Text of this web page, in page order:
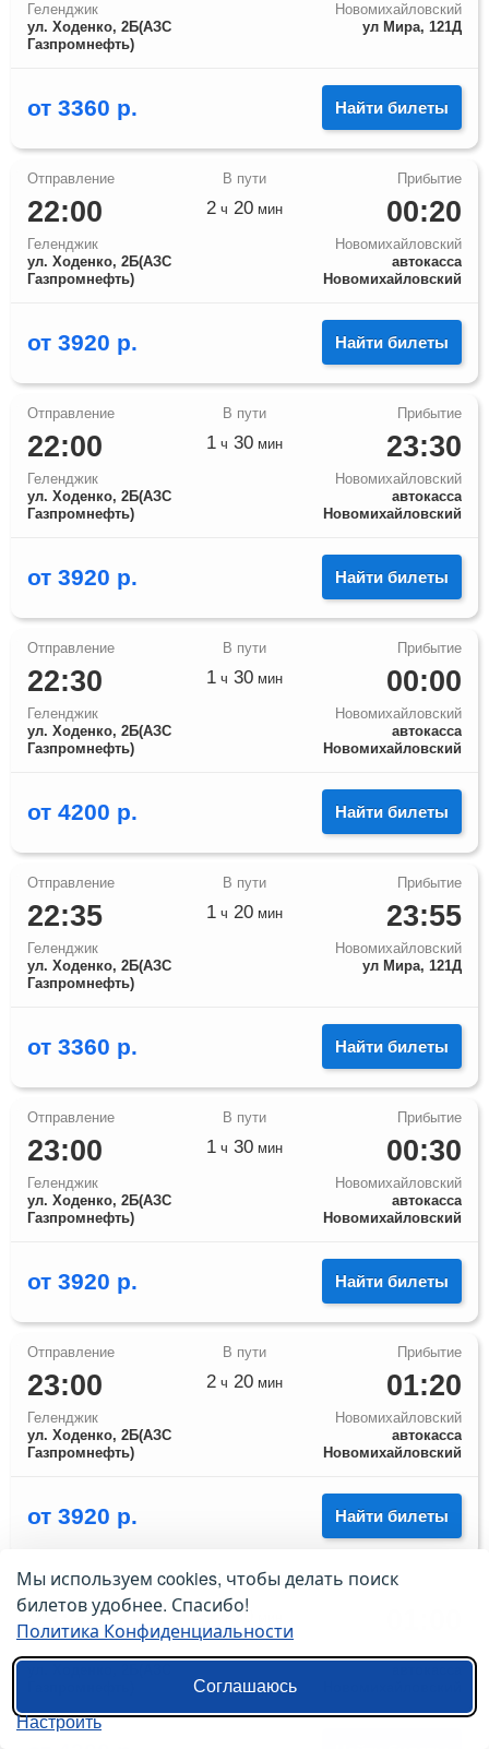
Геленджик
ул. Ходенко, 2Б(АЗС
Газпромнефть)
Новомихайловский
ул Мира, 121Д
от 3360 р. Найти билеты
22:00
Геленджик
ул. Ходенко, 2Б(АЗС
Газпромнефть)
00:20
Новомихайловский
автокасса
Новомихайловский
2 ч 20 мин
от 3920 р. Найти билеты
22:00
Геленджик
ул. Ходенко, 2Б(АЗС
Газпромнефть)
23:30
Новомихайловский
автокасса
Новомихайловский
1 ч 30 мин
от 3920 р. Найти билеты
22:30
Геленджик
ул. Ходенко, 2Б(АЗС
Газпромнефть)
00:00
Новомихайловский
автокасса
Новомихайловский
1 ч 30 мин
от 4200 р. Найти билеты
22:35
Геленджик
ул. Ходенко, 2Б(АЗС
Газпромнефть)
23:55
Новомихайловский
ул Мира, 121Д
1 ч 20 мин
от 3360 р. Найти билеты
23:00
Геленджик
ул. Ходенко, 2Б(АЗС
Газпромнефть)
00:30
Новомихайловский
автокасса
Новомихайловский
1 ч 30 мин
от 3920 р. Найти билеты
23:00
Геленджик
ул. Ходенко, 2Б(АЗС
Газпромнефть)
01:20
Новомихайловский
автокасса
Новомихайловский
2 ч 20 мин
от 3920 р. Найти билеты
23:30
Геленджик
Новомихайловский
1 30
Мы используем cookies, чтобы делать поиск
билетов удобнее. Спасибо!
Политика Конфиденциальности
Соглашаюсь
Настроить